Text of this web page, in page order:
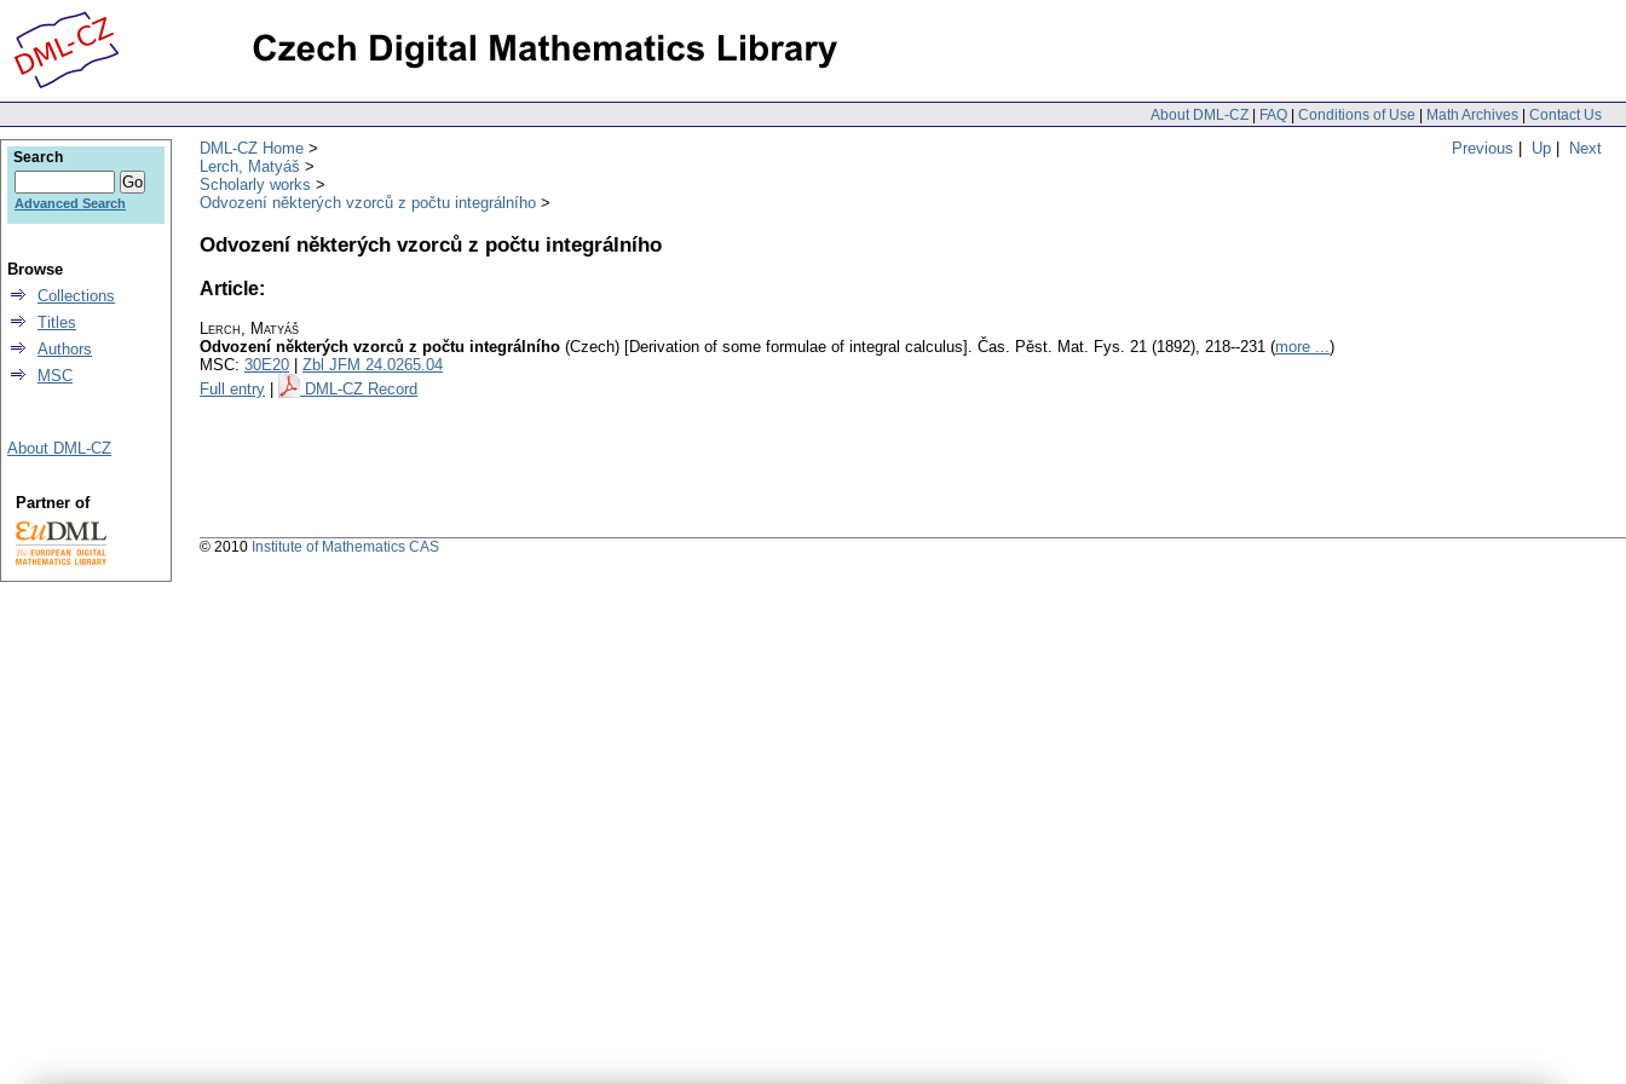
About DML-CZ | FAQ | Conditions of Use | Math Archives | Contact Us
Previous | Up | Next
DML-CZ Home
Lerch, Matyáš
Scholarly works
Odvození některých vzorců z počtu integrálního
Odvození některých vzorců z počtu integrálního
Article:
Lerch, Matyáš
Odvození některých vzorců z počtu integrálního (Czech) [Derivation of some formulae of integral calculus]. Čas. Pěst. Mat. Fys. 21 (1892), 218--231 (more ...)
MSC: 30E20
Zbl JFM 24.0265.04
Full entry
DML-CZ Record
Search
Advanced Search
Browse
Collections
Titles
Authors
MSC
About DML-CZ
Partner of
© 2010 Institute of Mathematics CAS